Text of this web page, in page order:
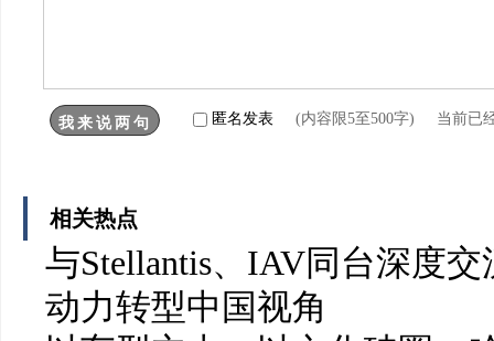
匿名发表 (内容限5至500字) 当前已
相关热点
与Stellantis、IAV同台深度
动力转型中国视角